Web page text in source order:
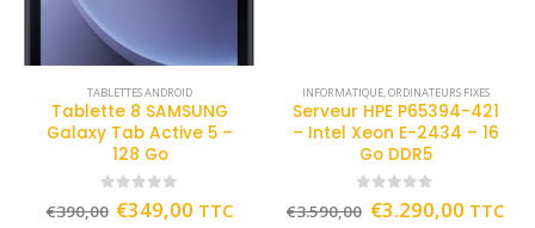
TABLETTES ANDROID
Tablette 8 SAMSUNG
Galaxy Tab Active 5 –
128 Go
out of 5
€390,00 €349,00 TTC
INFORMATIQUE,ORDINATEURS FIXES
Serveur HPE P65394-421
– Intel Xeon E-2434 – 16
Go DDR5
out of 5
€3.590,00 €3.290,00 TTC